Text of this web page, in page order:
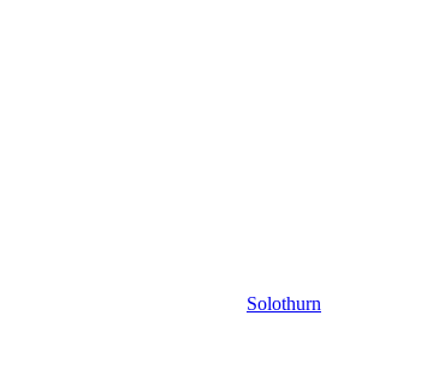
Solothurn